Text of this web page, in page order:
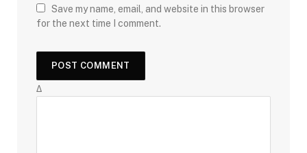
Save my name, email, and website in this browser
for the next time I comment.
Δ